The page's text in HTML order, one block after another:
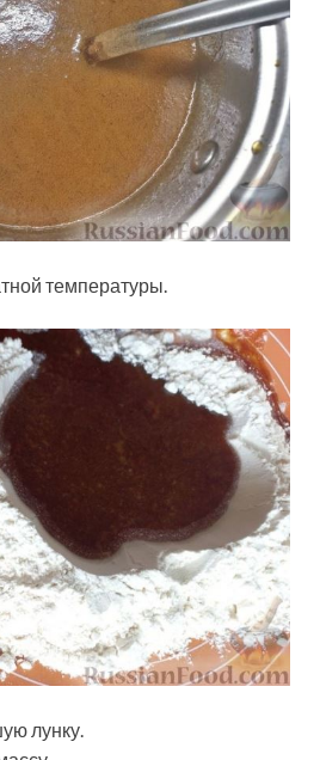
температуры.
лунку.